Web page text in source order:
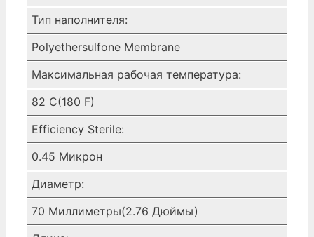
Тип наполнителя:
Polyethersulfone Membrane
Максимальная рабочая температура:
82 C(180 F)
Efficiency Sterile:
0.45 Микрон
Диаметр:
70 Миллиметры(2.76 Дюймы)